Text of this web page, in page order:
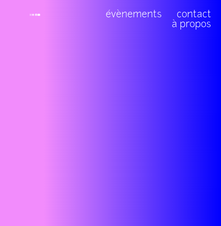
contact
évènements
à propos